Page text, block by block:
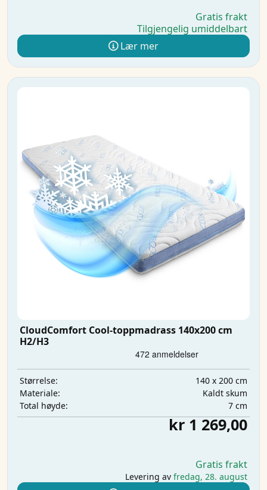
Gratis frakt
Tilgjengelig umiddelbart
Lær mer
CloudComfort Cool-toppmadrass 140x200 cm
H2/H3
Størrelse:
140 x 200 cm
Materiale:
Kaldt skum
Total høyde:
7 cm
kr 1 269,00
Gratis frakt
Levering av fredag, 28. august